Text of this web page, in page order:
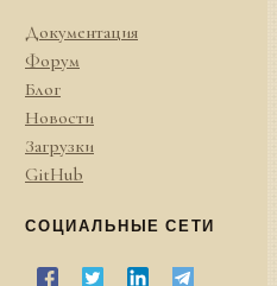
Документация
Форум
Блог
Новости
Загрузки
GitHub
СОЦИАЛЬНЫЕ СЕТИ